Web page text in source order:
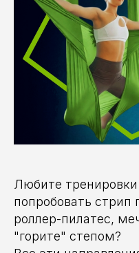
Любите
попробовать стрип
роллер-пилатес,
"горите" степом?